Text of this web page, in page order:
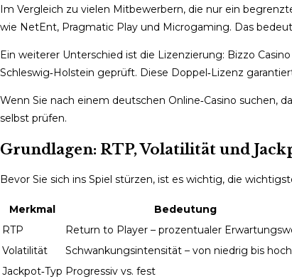
Im Vergleich zu vielen Mitbewerbern, die nur ein
wie NetEnt, Pragmatic Play und Microgaming. Das
Ein weiterer Unterschied ist die Lizenzierung: Bizzo
Schleswig‑Holstein geprüft. Diese Doppel‑Lizenz
Wenn Sie nach einem deutschen Online‑Casino suchen,
selbst prüfen.
Grundlagen: RTP, Volatilität und
Bevor Sie sich ins Spiel stürzen, ist es wichtig, die
Merkmal Bedeutung
RTP
Return to Player – prozentualer
Volatilität
Schwankungsintensität – von niedrig bis hoch
Jackpot‑Typ Progressiv vs. fest